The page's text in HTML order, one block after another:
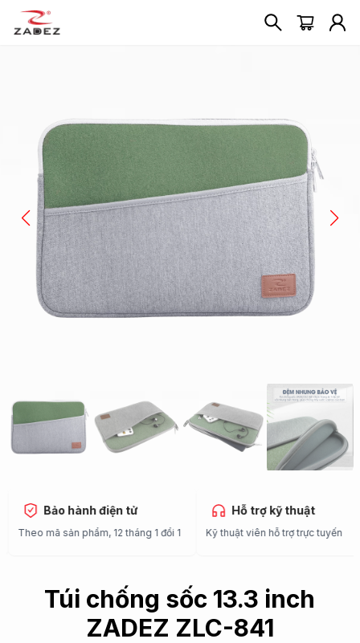
Bảo hành điện tử
Theo mã sản phẩm, 12 tháng 1 đổi 1
Hỗ trợ kỹ thuật
Kỹ thuật viên hỗ trợ trực tuyến
Túi chống sốc 13.3 inch
ZADEZ ZLC-841